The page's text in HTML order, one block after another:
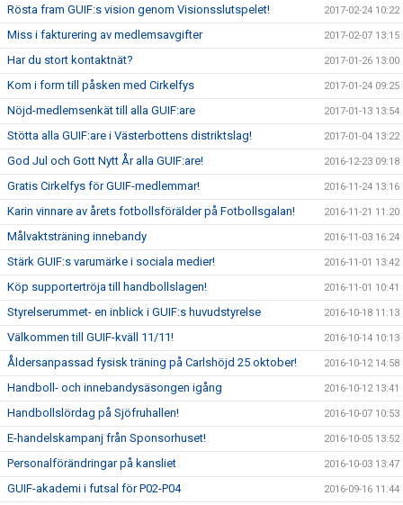
Rösta fram GUIF:s vision genom Visionsslutspelet! 2017-02-24 10:22
Miss i fakturering av medlemsavgifter 2017-02-07 13:15
Har du stort kontaktnät? 2017-01-26 13:00
Kom i form till påsken med Cirkelfys 2017-01-24 09:25
Nöjd-medlemsenkät till alla GUIF:are 2017-01-13 13:54
Stötta alla GUIF:are i Västerbottens distriktslag! 2017-01-04 13:22
God Jul och Gott Nytt År alla GUIF:are! 2016-12-23 09:18
Gratis Cirkelfys för GUIF-medlemmar! 2016-11-24 13:16
Karin vinnare av årets fotbollsförälder på Fotbollsgalan! 2016-11-21 11:20
Målvaktsträning innebandy 2016-11-03 16:24
Stärk GUIF:s varumärke i sociala medier! 2016-11-01 13:42
Köp supportertröja till handbollslagen! 2016-11-01 10:41
Styrelserummet- en inblick i GUIF:s huvudstyrelse 2016-10-18 11:13
Välkommen till GUIF-kväll 11/11! 2016-10-14 10:13
Åldersanpassad fysisk träning på Carlshöjd 25 oktober! 2016-10-12 14:58
Handboll- och innebandysäsongen igång 2016-10-12 13:41
Handbollslördag på Sjöfruhallen! 2016-10-07 10:53
E-handelskampanj från Sponsorhuset! 2016-10-05 13:52
Personalförändringar på kansliet 2016-10-03 13:47
GUIF-akademi i futsal för P02-P04 2016-09-16 11:44